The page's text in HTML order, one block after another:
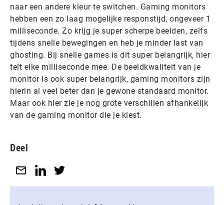
naar een andere kleur te switchen. Gaming monitors
hebben een zo laag mogelijke responstijd, ongeveer 1
milliseconde. Zo krijg je super scherpe beelden, zelfs
tijdens snelle bewegingen en heb je minder last van
ghosting. Bij snelle games is dit super belangrijk, hier
telt elke milliseconde mee. De beeldkwaliteit van je
monitor is ook super belangrijk, gaming monitors zijn
hierin al veel beter dan je gewone standaard monitor.
Maar ook hier zie je nog grote verschillen afhankelijk
van de gaming monitor die je kiest.
Deel